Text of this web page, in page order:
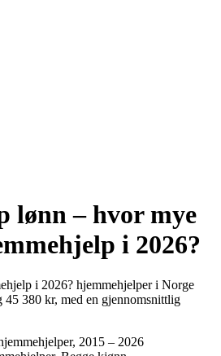
lønn – hvor mye
i 2026?
i 2026? hjemmehjelperi Norge
45 380 kr, med en gjennomsnittlig
, 2015 – 2026